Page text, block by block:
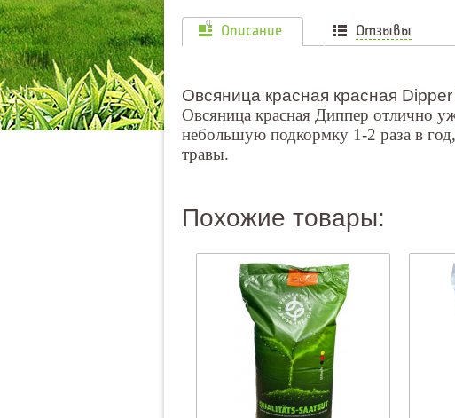
Описание Отзывы
0
Овсяница красная красная
Овсяница красная Диппер отлично
небольшую подкормку 1-2 раза в
травы.
Похожие товары: